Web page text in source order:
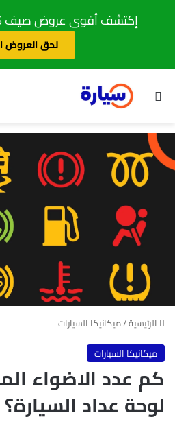
إكتشف أقوى عروض صيف 2026 كاش وتمويل
لحق العروض
بحث عن
الرئيسية/ميكانيكا السيارات
ميكانيكا السيارات
كم عدد الاضواء
لوحة عداد السيارة؟